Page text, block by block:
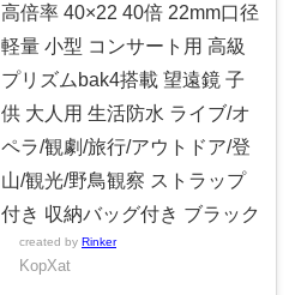
高倍率 40×22 40倍 22mm口径
軽量 小型 コンサート用 高級
プリズムbak4搭載 望遠鏡 子
供 大人用 生活防水 ライブ/オ
ペラ/観劇/旅行/アウトドア/登
山/観光/野鳥観察 ストラップ
付き 収納バッグ付き ブラック
created by Rinker
KopXat